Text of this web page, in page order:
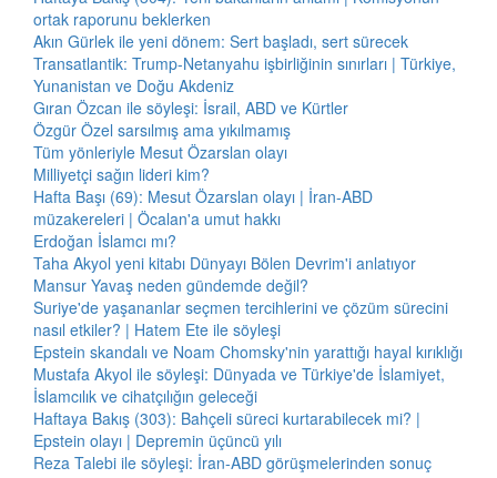
ortak raporunu beklerken
Akın Gürlek ile yeni dönem: Sert başladı, sert sürecek
Transatlantik: Trump-Netanyahu işbirliğinin sınırları | Türkiye,
Yunanistan ve Doğu Akdeniz
Gıran Özcan ile söyleşi: İsrail, ABD ve Kürtler
Özgür Özel sarsılmış ama yıkılmamış
Tüm yönleriyle Mesut Özarslan olayı
Milliyetçi sağın lideri kim?
Hafta Başı (69): Mesut Özarslan olayı | İran-ABD
müzakereleri | Öcalan'a umut hakkı
Erdoğan İslamcı mı?
Taha Akyol yeni kitabı Dünyayı Bölen Devrim'i anlatıyor
Mansur Yavaş neden gündemde değil?
Suriye'de yaşananlar seçmen tercihlerini ve çözüm sürecini
nasıl etkiler? | Hatem Ete ile söyleşi
Epstein skandalı ve Noam Chomsky'nin yarattığı hayal kırıklığı
Mustafa Akyol ile söyleşi: Dünyada ve Türkiye'de İslamiyet,
İslamcılık ve cihatçılığın geleceği
Haftaya Bakış (303): Bahçeli süreci kurtarabilecek mi? |
Epstein olayı | Depremin üçüncü yılı
Reza Talebi ile söyleşi: İran-ABD görüşmelerinden sonuç